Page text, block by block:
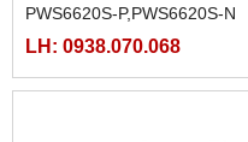
PWS6620S-P,PWS6620S-N
LH: 0938.070.068